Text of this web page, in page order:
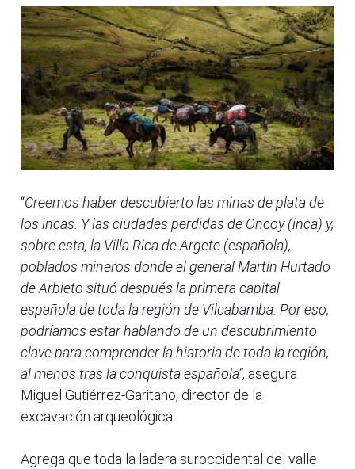
“Creemos haber descubierto las minas de plata de
los incas. Y las ciudades perdidas de Oncoy (inca) y,
sobre esta, la Villa Rica de Argete (española),
poblados mineros donde el general Martín Hurtado
de Arbieto situó después la primera capital
española de toda la región de Vilcabamba. Por eso,
podríamos estar hablando de un descubrimiento
clave para comprender la historia de toda la región,
al menos tras la conquista española”, asegura
Miguel Gutiérrez-Garitano, director de la
excavación arqueológica.
Agrega que toda la ladera suroccidental del valle